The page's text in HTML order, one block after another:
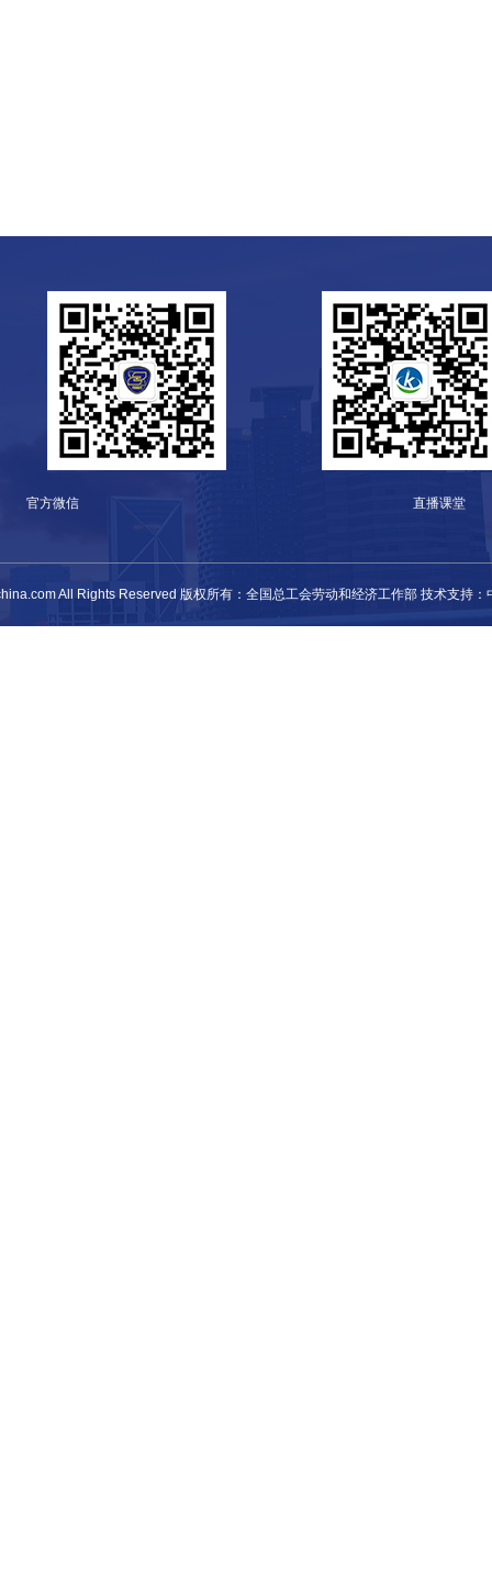
官方微信 直播课堂
All Rights Reserved 版权所有：全国总工会劳动和经济工作部 技术支持